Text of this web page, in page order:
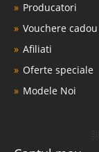
Producatori
Vouchere cadou
Afiliati
Oferte speciale
Modele Noi